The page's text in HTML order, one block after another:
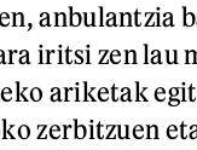
anbulantzia
iritsi zen lau
ariketak
zerbitzuen